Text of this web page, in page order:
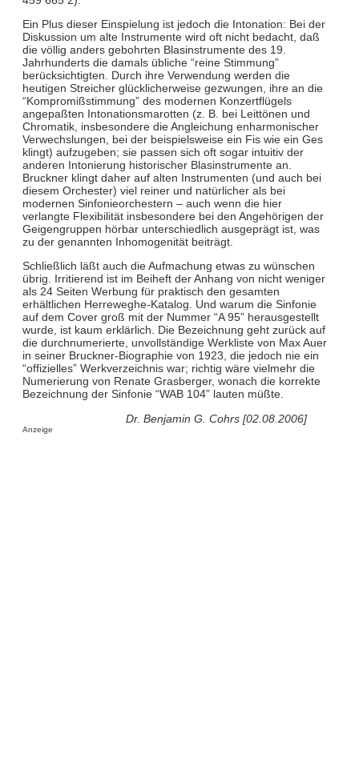
Ein Plus dieser Einspielung ist jedoch die Intonation: Bei der
Diskussion um alte Instrumente wird oft nicht bedacht, daß
die völlig anders gebohrten Blasinstrumente des 19.
Jahrhunderts die damals übliche “reine Stimmung”
berücksichtigten. Durch ihre Verwendung werden die
heutigen Streicher glücklicherweise gezwungen, ihre an die
“Kompromißstimmung” des modernen Konzertflügels
angepaßten Intonationsmarotten (z. B. bei Leittönen und
Chromatik, insbesondere die Angleichung enharmonischer
Verwechslungen, bei der beispielsweise ein Fis wie ein Ges
klingt) aufzugeben; sie passen sich oft sogar intuitiv der
anderen Intonierung historischer Blasinstrumente an.
Bruckner klingt daher auf alten Instrumenten (und auch bei
diesem Orchester) viel reiner und natürlicher als bei
modernen Sinfonieorchestern – auch wenn die hier
verlangte Flexibilität insbesondere bei den Angehörigen der
Geigengruppen hörbar unterschiedlich ausgeprägt ist, was
zu der genannten Inhomogenität beiträgt.
Schließlich läßt auch die Aufmachung etwas zu wünschen
übrig. Irritierend ist im Beiheft der Anhang von nicht weniger
als 24 Seiten Werbung für praktisch den gesamten
erhältlichen Herreweghe-Katalog. Und warum die Sinfonie
auf dem Cover groß mit der Nummer “A 95” herausgestellt
wurde, ist kaum erklärlich. Die Bezeichnung geht zurück auf
die durchnumerierte, unvollständige Werkliste von Max Auer
in seiner Bruckner-Biographie von 1923, die jedoch nie ein
“offizielles” Werkverzeichnis war; richtig wäre vielmehr die
Numerierung von Renate Grasberger, wonach die korrekte
Bezeichnung der Sinfonie “WAB 104” lauten müßte.
Dr. Benjamin G. Cohrs [02.08.2006]
Anzeige